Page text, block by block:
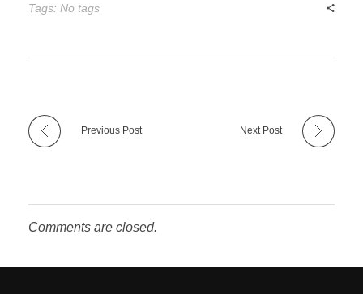
Tags: No tags
Previous Post Next Post
Comments are closed.